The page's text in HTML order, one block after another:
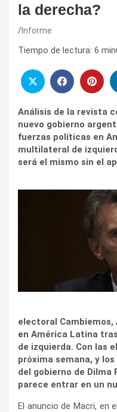
la derecha?
Informe
Tiempo de lectura: 6
Análisis de la revista
nuevo gobierno
fuerzas políticas en
multilateral de
será el mismo sin el
electoral
en América Latina
de izquierda. Con las
próxima semana, y
del gobierno de Dilma
parece entrar en un
El anuncio de Macri, en